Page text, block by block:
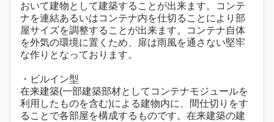
おいて建物として建築することが出来ます。コンテ
ナを連結あるいはコンテナ内を仕切ることにより部
屋サイズを調整することが出来ます。コンテナ自体
を外気の環境に置くため、扉は雨風を通さない堅牢
な作りとなっております。
・ビルイン型
在来建築(一部建築部材としてコンテナモジュールを
利用したものを含む)による建物内に、間仕切りをす
ることで各部屋を構成するものです。在来建築の建